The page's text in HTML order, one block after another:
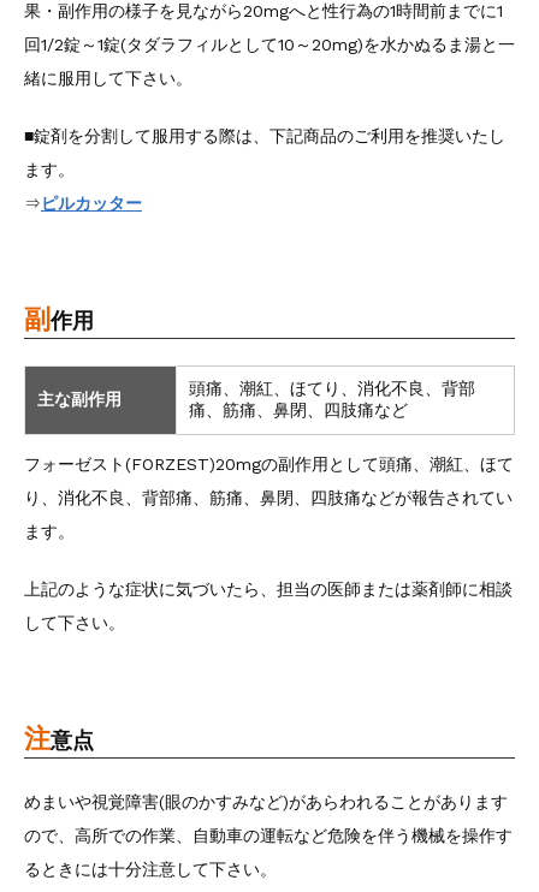
果・副作用の様子を見ながら20mgへと性行為の1時間前までに1
回1/2錠～1錠(タダラフィルとして10～20mg)を水かぬるま湯と一
緒に服用して下さい。
■錠剤を分割して服用する際は、下記商品のご利用を推奨いたし
ます。
⇒ピルカッター
副作用
主な副作用
頭痛、潮紅、ほてり、消化不良、背部
痛、筋痛、鼻閉、四肢痛など
フォーゼスト(FORZEST)20mgの副作用として頭痛、潮紅、ほて
り、消化不良、背部痛、筋痛、鼻閉、四肢痛などが報告されてい
ます。
上記のような症状に気づいたら、担当の医師または薬剤師に相談
して下さい。
注意点
めまいや視覚障害(眼のかすみなど)があらわれることがあります
ので、高所での作業、自動車の運転など危険を伴う機械を操作す
るときには十分注意して下さい。